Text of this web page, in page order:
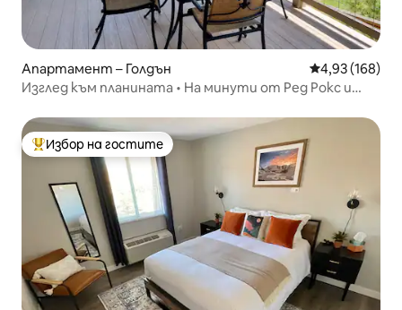
Апартамент – Голдън Средна
4,93 (168)
Изглед към планината • На минути от Ред Рокс и
Най-популярен избор на гостите
Избор на гостите